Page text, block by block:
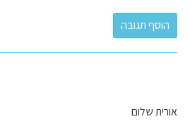
אורית שלום